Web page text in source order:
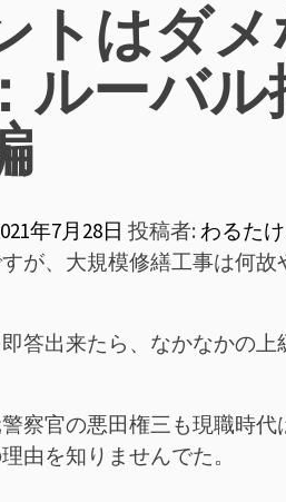
トはダ
ルーバ
年7月28日 投稿者: わるた
すが、大規模修繕工事は何故
即答出来たら、なかなかの上
警察官の悪田権三も現職時
由を知りませんでた。